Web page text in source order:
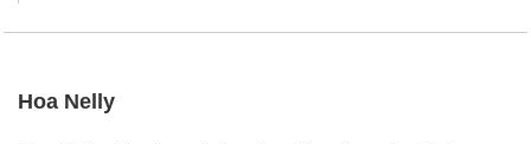
Hoa Nelly